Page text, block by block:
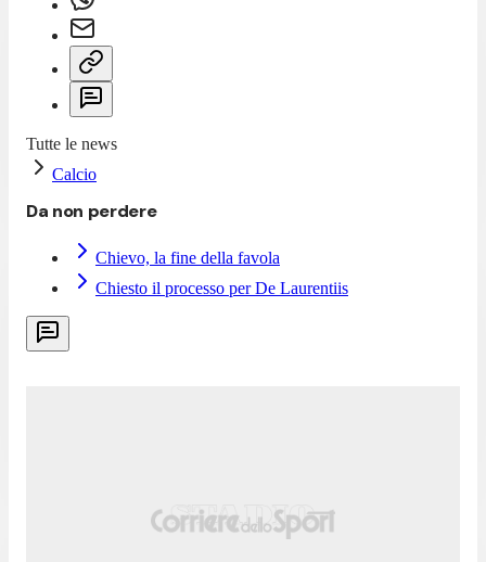
Tutte le news
Calcio
Da non perdere
Chievo, la fine della favola
Chiesto il processo per De Laurentiis